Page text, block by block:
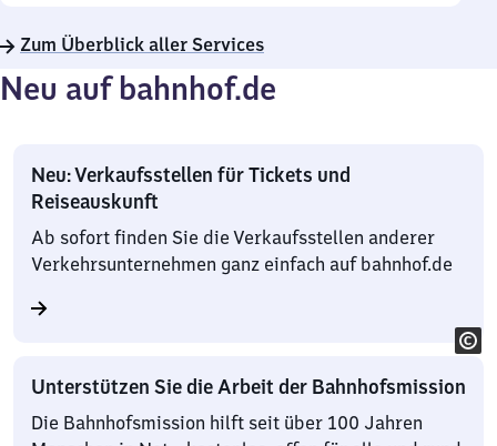
Zum Überblick aller Services
Neu auf bahnhof.de
Neu: Verkaufsstellen für Tickets und
Reiseauskunft
Ab sofort finden Sie die Verkaufsstellen anderer
Verkehrsunternehmen ganz einfach auf bahnhof.de
Unterstützen Sie die Arbeit der Bahnhofsmission
Die Bahnhofsmission hilft seit über 100 Jahren